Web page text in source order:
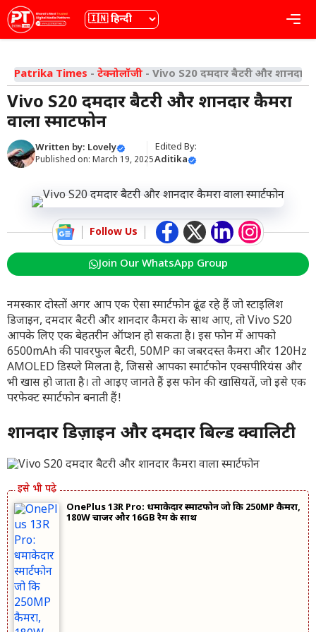
Skip
to
content
भाषा
Patrika Times - टेक्नोलॉजी - Vivo S20 दमदार बैटरी और शानदार
Vivo S20 दमदार बैटरी और शानदार कैमरा
वाला स्मार्टफोन
Written by: Lovely
Published on: March 19, 2025
Edited By:
Aditika
Follow Us
Join Our WhatsApp Group
नमस्कार दोस्तों अगर आप एक ऐसा स्मार्टफोन ढूंढ रहे हैं जो स्टाइलिश
डिजाइन, दमदार बैटरी और शानदार कैमरा के साथ आए, तो Vivo S20
आपके लिए एक बेहतरीन ऑप्शन हो सकता है। इस फोन में आपको
6500mAh की पावरफुल बैटरी, 50MP का जबरदस्त कैमरा और 120Hz
AMOLED डिस्प्ले मिलता है, जिससे आपका स्मार्टफोन एक्सपीरियंस और
भी खास हो जाता है। तो आइए जानते हैं इस फोन की खासियतें, जो इसे एक
परफेक्ट स्मार्टफोन बनाती हैं!
शानदार डिज़ाइन और दमदार बिल्ड क्वालिटी
OnePlus 13R Pro: धमाकेदार स्मार्टफोन जो कि 250MP कैमरा,
180W चार्जर और 16GB रैम के साथ